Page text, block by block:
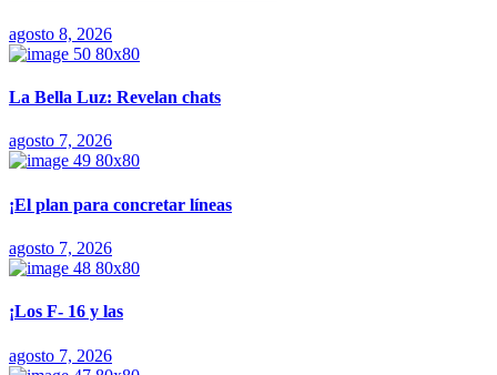
agosto 8, 2026
La Bella Luz: Revelan chats
agosto 7, 2026
¡El plan para concretar líneas
agosto 7, 2026
¡Los F- 16 y las
agosto 7, 2026